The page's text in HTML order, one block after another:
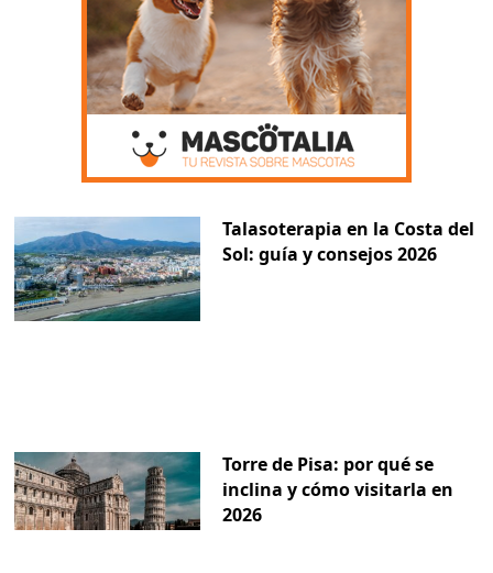
Talasoterapia en la Costa del
Sol: guía y consejos 2026
Torre de Pisa: por qué se
inclina y cómo visitarla en
2026